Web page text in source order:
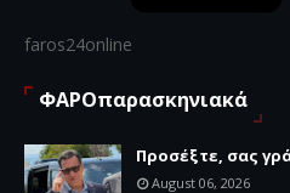
faros24online
ΦΑΡΟπαρασκηνιακά
Προσέξτε, σας
August 06, 2026